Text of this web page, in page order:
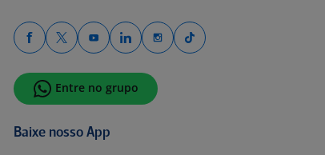
Entre no grupo
Baixe nosso App